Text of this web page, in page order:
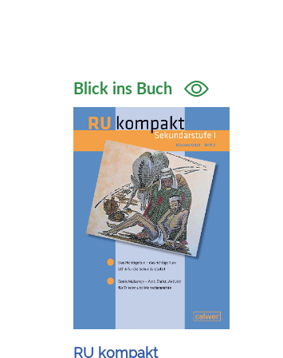
Blick ins Buch
RU kompakt